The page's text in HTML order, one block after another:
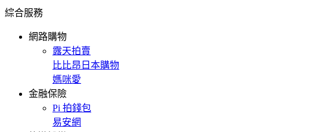
綜合服務
網路購物
露天拍賣
比比昂日本購物
媽咪愛
金融保險
Pi 拍錢包
易安網